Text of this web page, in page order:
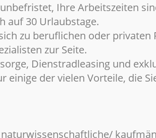
Ihre Arbeitszeiten
auf 30 Urlaubstage.
zu beruflichen oder privaten
zur Seite.
Dienstradleasing und
einige der vielen Vorteile, die
naturwissenschaftliche/